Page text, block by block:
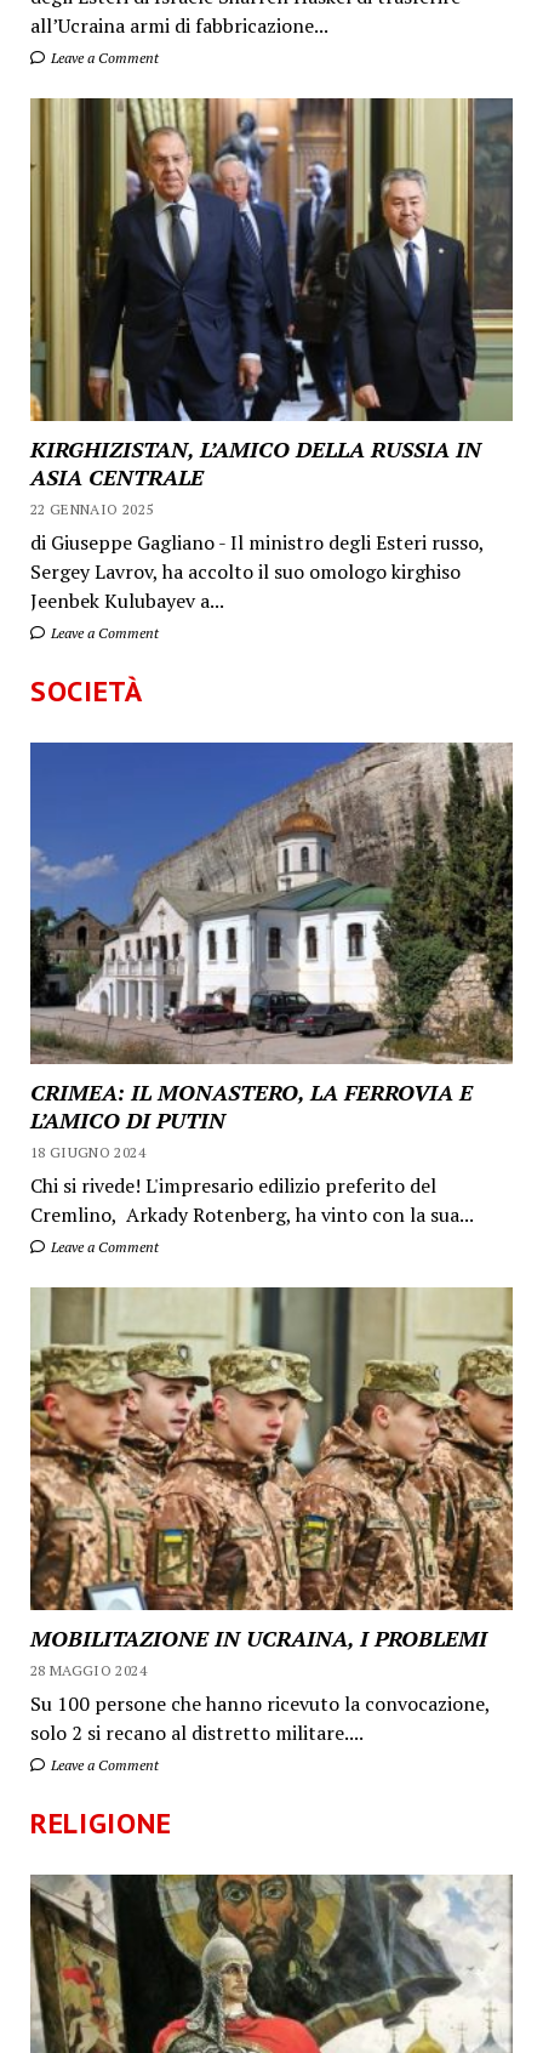
all’Ucraina armi di fabbricazione...
Leave a Comment
KIRGHIZISTAN, L’AMICO DELLA RUSSIA IN
ASIA CENTRALE
22 GENNAIO 2025
di Giuseppe Gagliano - Il ministro degli Esteri russo,
Sergey Lavrov, ha accolto il suo omologo kirghiso
Jeenbek Kulubayev a...
Leave a Comment
SOCIETÀ
CRIMEA: IL MONASTERO, LA FERROVIA E
L’AMICO DI PUTIN
18 GIUGNO 2024
Chi si rivede! L'impresario edilizio preferito del
Cremlino, Arkady Rotenberg, ha vinto con la sua...
Leave a Comment
MOBILITAZIONE IN UCRAINA, I PROBLEMI
28 MAGGIO 2024
Su 100 persone che hanno ricevuto la convocazione,
solo 2 si recano al distretto militare....
Leave a Comment
RELIGIONE